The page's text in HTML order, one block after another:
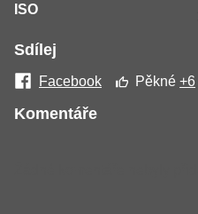
ISO
Sdílej
Facebook Pěkné+6
Komentáře